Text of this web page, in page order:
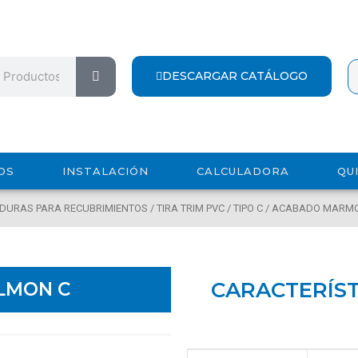
Search
DESCARGAR CATÁLOGO
INSTALACIÓN CALCULADORA
PARA RECUBRIMIENTOS / TIRA TRIM PVC/ TIPO C/ ACABADO
C